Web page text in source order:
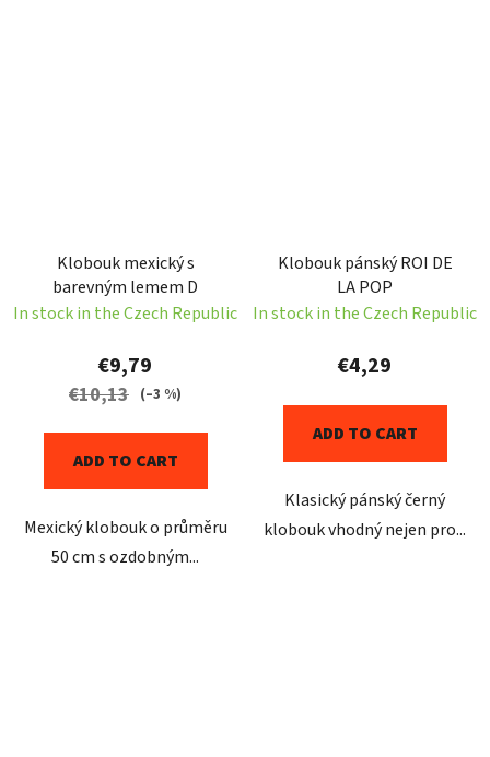
Klobouk mexický s
barevným lemem D
In stock in the Czech Republic
€9,79
€10,13 (–3 %)
ADD TO CART
Mexický klobouk o průměru
50 cm s ozdobným...
Klobouk pánský ROI DE
LA POP
In stock in the Czech Republic
€4,29
ADD TO CART
Klasický pánský černý
klobouk vhodný nejen pro...